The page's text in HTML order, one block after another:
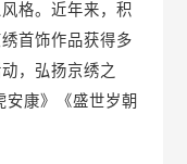
格。近年来，积
首饰作品获得多
，弘扬京绣之
康》《盛世岁朝